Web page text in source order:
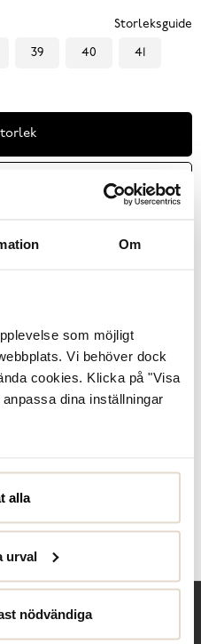
Om
som möjligt
Vi behöver dock
cookies. Klicka på "Visa
dina inställningar
alla
urval
nödvändiga
price
Storleksguide
39 40 41
skinn, perfekta för
Med ett mjukt
utsida och en praktisk